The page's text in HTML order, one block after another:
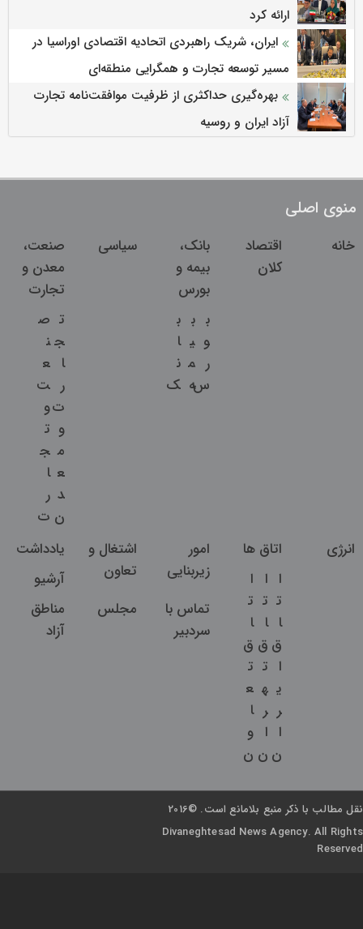
ارائه کرد
ایران، شریک راهبردی اتحادیه اقتصادی اوراسیا در
مسیر توسعه تجارت و همگرایی منطقه‌ای
بهره‌گیری حداکثری از ظرفیت موافقت‌نامه تجارت
آزاد ایران و روسیه
منوی اصلی
خانه
اقتصاد
کلان
بانک،
بیمه و
بورس
ب
و
ر
س
ب
ی
م
ه
ب
ا
ن
ک
سیاسی
صنعت،
معدن و
تجارت
ت
ج
ا
ر
ت
و
م
ع
د
ن
ص
ن
ع
ت
و
ت
ج
ا
ر
ت
انرژی
اتاق ها
ا
ت
ا
ق
ا
ی
ر
ا
ن
ا
ت
ا
ق
ت
ه
ر
ا
ن
ا
ت
ا
ق
ت
ع
ا
و
ن
امور
زیربنایی
اشتغال و
تعاون
یادداشت
آرشیو
تماس با
سردبیر
مجلس
مناطق
آزاد
نقل مطالب با ذکر منبع بلامانع است. ©2016
Divaneghtesad News Agency. All Rights
Reserved